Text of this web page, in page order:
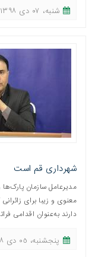
شنبه، ٠٧ دی ١٣٩٨ - ١٦:١٣
شهرداری قم است
مدیرعامل سازمان
معنوی و زیبا برای
دارند به‌عنوان اقدامی
پنجشنبه، ٠٥ دی ١٣٩٨ - ١١:٠٥